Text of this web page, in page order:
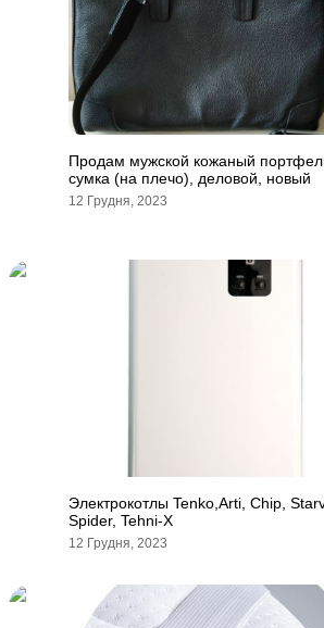
Продам мужской кожаный
сумка (на плечо), деловой, новый
12 Грудня, 2023
Электрокотлы Tenko,Arti, Chip,
Spider, Tehni-X
12 Грудня, 2023